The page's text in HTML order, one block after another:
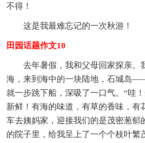
不得！
这是我最难忘记的一次秋游！
田园话题作文10
去年暑假，我和父母回家探亲。
海，来到海中的一块陆地，石城岛
就一步跳下船，深吸了一口气。“哇
新鲜！有海的味道，有草的香味，有
车去姨妈家，迎接我们的是茂密葱郁
的院子里，给我呈上了一个个枝叶繁